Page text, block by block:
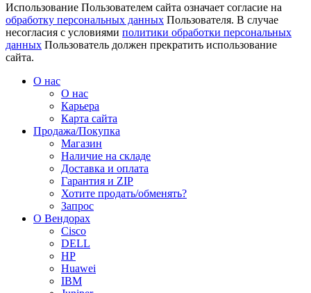
Использование Пользователем сайта означает согласие на
обработку персональных данных Пользователя. В случае
несогласия с условиями политики обработки персональных
данных Пользователь должен прекратить использование
сайта.
О нас
О нас
Карьера
Карта сайта
Продажа/Покупка
Магазин
Наличие на складе
Доставка и оплата
Гарантия и ZIP
Хотите продать/обменять?
Запрос
О Вендорах
Cisco
DELL
HP
Huawei
IBM